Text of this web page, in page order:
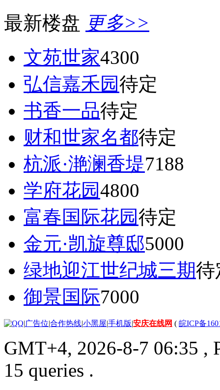
最新楼盘 更多>>
文苑世家4300
弘信嘉禾园待定
书香一品待定
财和世家名都待定
杭派·滟澜香堤7188
学府花园4800
富春国际花园待定
金元·凯旋尊邸5000
绿地迎江世纪城三期待
御景国际7000
|广告位|合作热线|小黑屋|手机版|安庆在线网 ( 皖ICP备
GMT+4, 2026-8-7 06:35 ,
15 queries .